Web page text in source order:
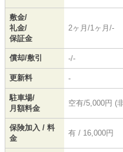
敷金/
礼金/
保証金
2ヶ月/1ヶ月/-
償却/敷引 -/-
更新料 -
駐車場/
月額料金
空有/5,000円 (
保険加入 / 料
金
有 / 16,000円